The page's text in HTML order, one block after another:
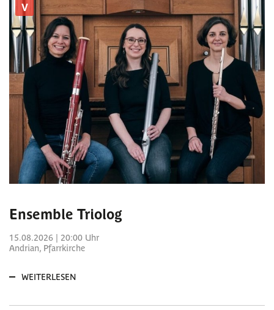
V
Ensemble Triolog
15.08.2026 | 20:00 Uhr
Andrian, Pfarrkirche
WEITERLESEN